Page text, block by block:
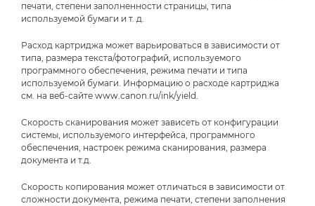
печати, степени заполненности страницы, типа
используемой бумаги и т. д.
Расход картриджа может варьироваться в зависимости от
типа, размера текста/фотографий, используемого
программного обеспечения, режима печати и типа
используемой бумаги. Информацию о расходе картриджа
см. на веб-сайте www.canon.ru/ink/yield.
Скорость сканирования может зависеть от конфигурации
системы, используемого интерфейса, программного
обеспечения, настроек режима сканирования, размера
документа и т.д.
Скорость копирования может отличаться в зависимости от
сложности документа, режима печати, степени заполнения